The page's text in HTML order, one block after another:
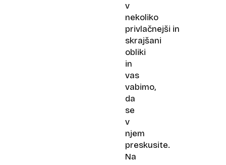
v
nekoliko
privlačnejši in
skrajšani
obliki
in
vas
vabimo,
da
se
v
njem
preskusite.
Na